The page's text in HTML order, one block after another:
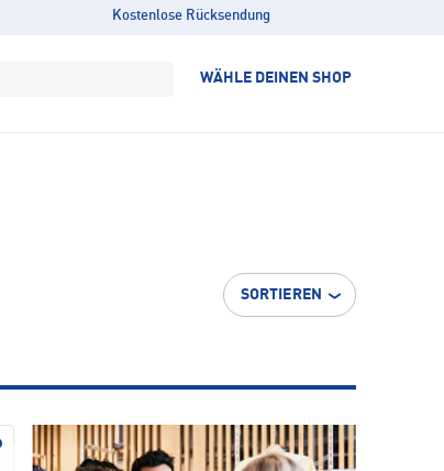
Kostenlose Rücksendung
WÄHLE DEINEN SHOP
SORTIEREN